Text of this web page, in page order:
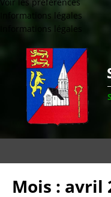
Informations légales
Informations légales
Mois : avril